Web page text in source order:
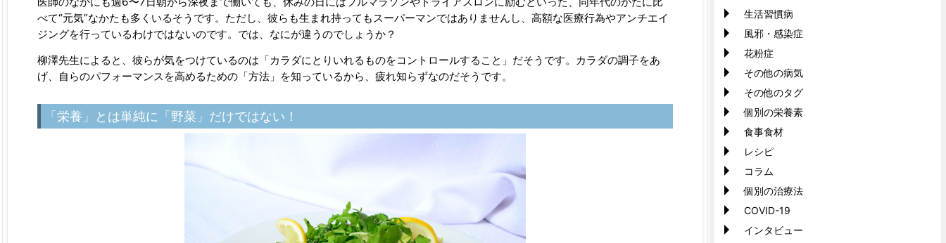
べて“元気”なかたも多くいるそうです。ただし、彼らも生まれ持ってもスーパーマンではありませんし、高額な医療行為やアンチエイ
ジングを行っているわけではないのです。では、なにが違うのでしょうか？
柳澤先生によると、彼らが気をつけているのは「カラダにとりいれるものをコントロールすること」だそうです。カラダの調子をあ
げ、自らのパフォーマンスを高めるための「方法」を知っているから、疲れ知らずなのだそうです。
「栄養」とは単純に「野菜」だけではない！
生活習慣病
風邪・感染症
花粉症
その他の病気
その他のタグ
個別の栄養素
食事食材
レシピ
コラム
個別の治療法
COVID-19
インタビュー